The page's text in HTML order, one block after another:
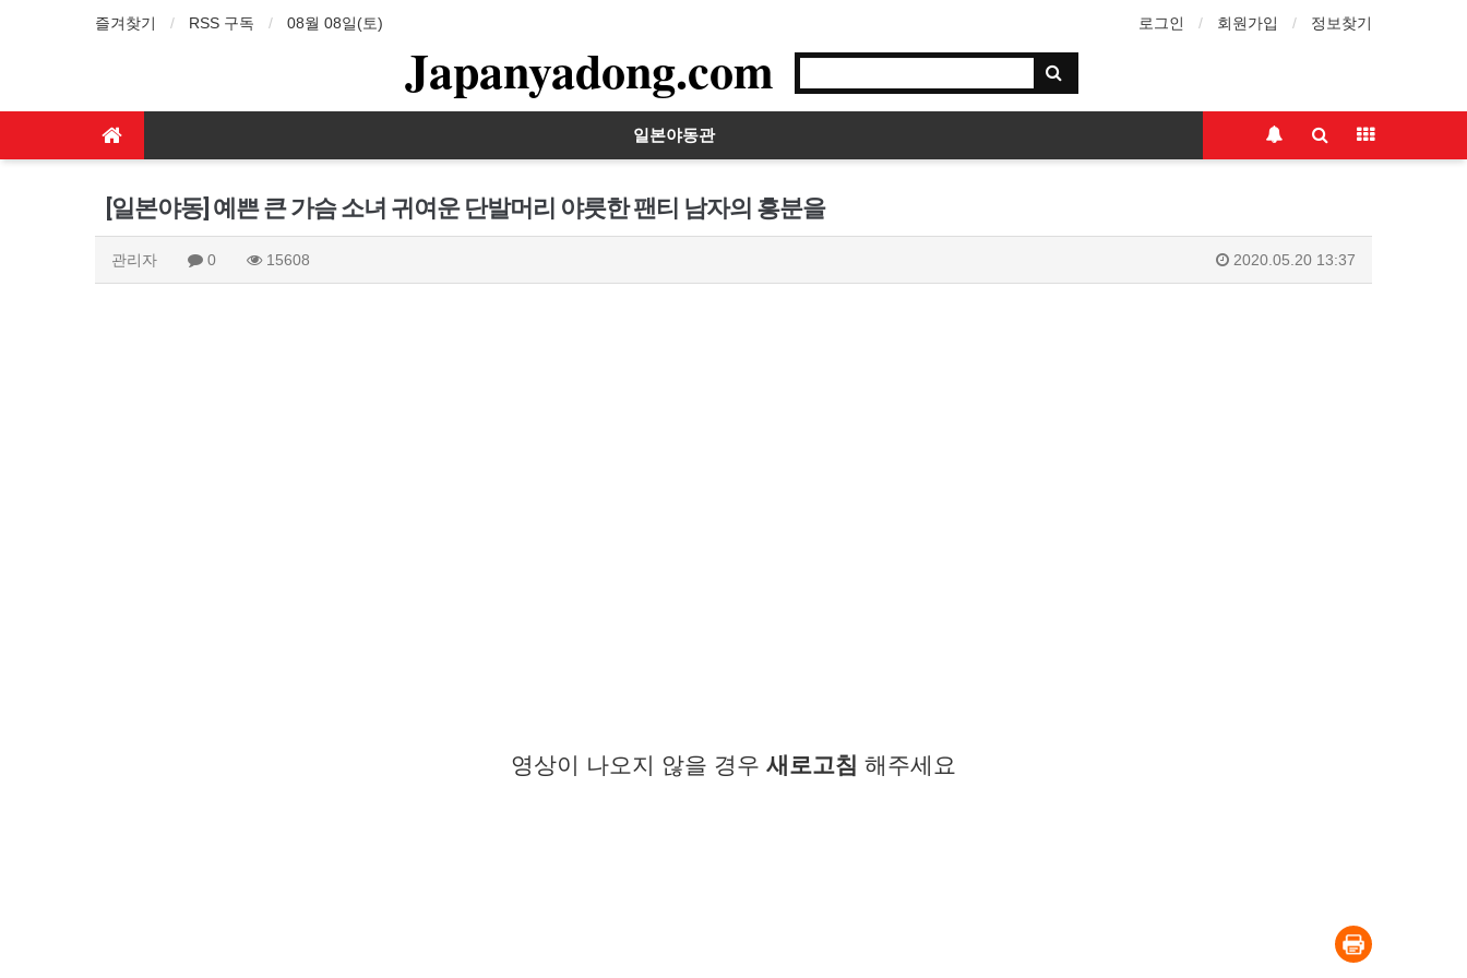
즐겨찾기 RSS 구독 08월 08일(토) 로그인 회원가입 정보찾기
Japanyadong.com
일본야동관
[일본야동] 예쁜 큰 가슴 소녀 귀여운 단발머리 야릇한 팬티 남자의 흥분을
관리자 0 15608 2020.05.20 13:37
영상이 나오지 않을 경우 새로고침 해주세요